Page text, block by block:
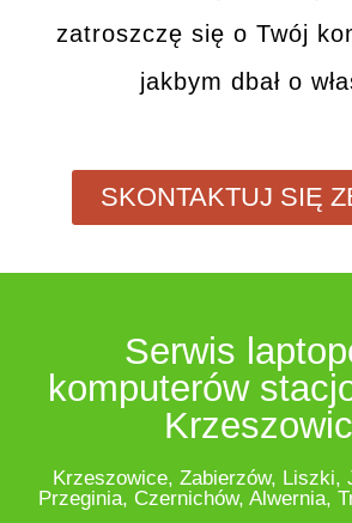
zatroszczę się o Twój
jakbym dbał o
SKONTAKTUJ SIĘ
Serwis
komputerów
Krzeszowice, Zabierzów, Liszki,
Przeginia, Czernichów, Alwernia,